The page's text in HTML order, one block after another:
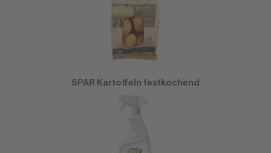
SPAR Kartoffeln festkochend